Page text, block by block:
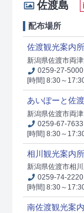
佐渡島
配布場所
佐渡観光案内
新潟県佐渡市両
0259-27-5000
[時間] 8:30～
あいぽーと佐
新潟県佐渡市両
0259-67-7633
[時間] 8:30～
相川観光案内所
新潟県佐渡市相
0259-74-2220
[時間] 8:30～
南佐渡観光案